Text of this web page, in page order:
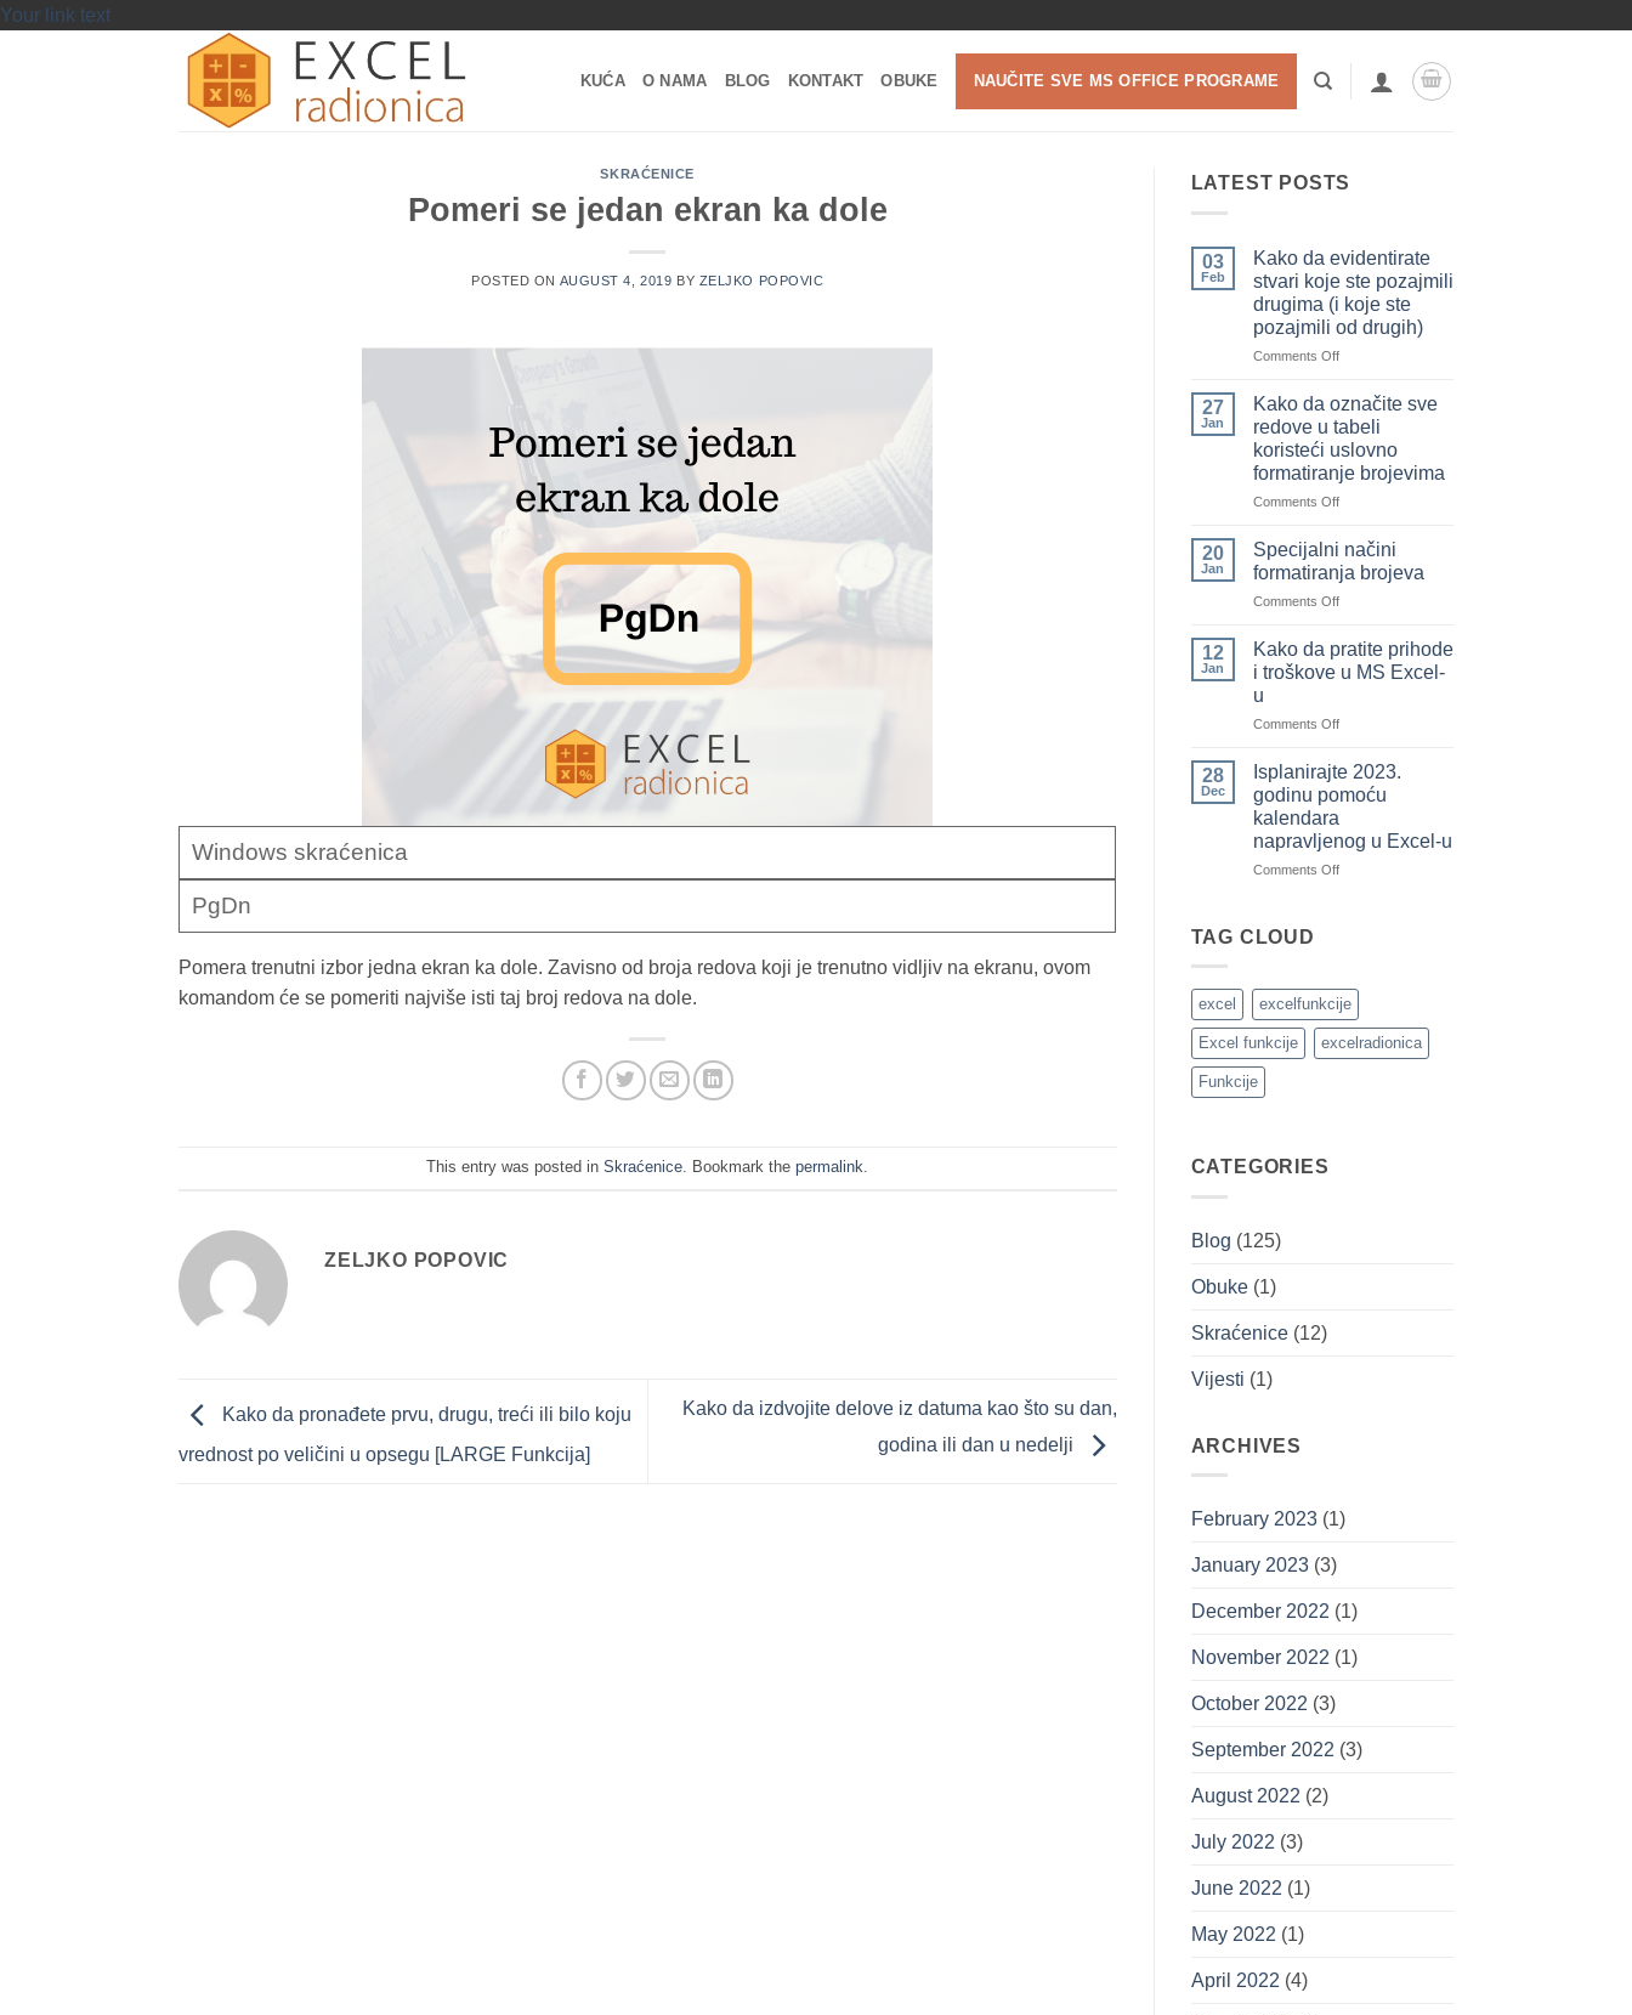
Your link textSkip
KUĆA O NAMA BLOG KONTAKT OBUKE NAUČITE SVE MS OFFICE PROGRAME
SKRAĆENICE
Pomeri se jedan ekran ka dole
POSTED ON AUGUST 4, 2019 BY ZELJKO POPOVIC
Windows skraćenica
PgDn
Pomera trenutni izbor jedna ekran ka dole. Zavisno od broja redova koji je trenutno vidljiv na ekranu, ovom
komandom će se pomeriti najviše isti taj broj redova na dole.
This entry was posted inSkraćenice . Bookmark thepermalink
ZELJKO POPOVIC
Kako da pronađete prvu, drugu, treći ili bilo koju
vrednost po veličini u opsegu [LARGE Funkcija]
Kako da izdvojite delove iz datuma kao što su dan,
godina ili dan u nedelji
LATEST POSTS
03
Feb
Kako da evidentirate
stvari koje ste pozajmili
drugima (i koje ste
pozajmili od drugih)
Comments Offon
evidentirate
stvari
koje
ste
pozajmili
(i
koje
ste
pozajmili
drugih)
27
Jan
Kako da označite sve
redove u tabeli
koristeći uslovno
formatiranje brojevima
Comments Offon
da
označite
sve
redove
tabeli
koristeći
brojevima
20
Jan
Specijalni načini
formatiranja brojeva
Comments Offon
načini
formatiranja
brojeva
12
Jan
Kako da pratite prihode
i troškove u MS Excel-
u
Comments Offon
pratite
prihode
i
troškove
u
28
Dec
Isplanirajte 2023.
godinu pomoću
kalendara
napravljenog u Excel-u
Comments Offon
napravljenog
u
Excel-
TAG CLOUD
excel excelfunkcije
Excel funkcije excelradionica
Funkcije
CATEGORIES
Blog (125)
Obuke(1)
Skraćenice(12)
Vijesti (1)
ARCHIVES
February 2023(1)
January 2023(3)
December 2022 (1)
November 2022 (1)
October 2022 (3)
September 2022 (3)
August 2022 (2)
July 2022 (3)
June 2022 (1)
May 2022 (1)
April 2022 (4)